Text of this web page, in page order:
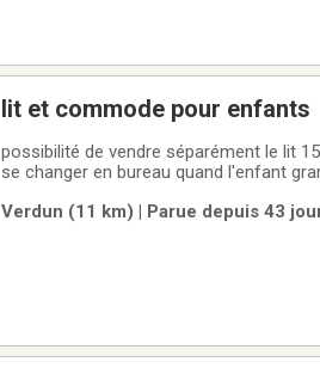
lit et commode pour enfants
possibilité de vendre séparément le lit
se changer en bureau quand l'enfant
Verdun (11 km) | Parue depuis 43